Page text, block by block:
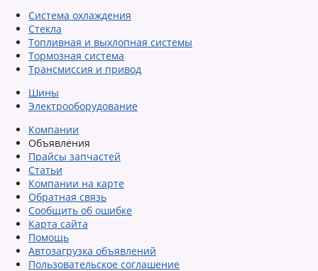
Система охлаждения
Стекла
Топливная и выхлопная системы
Тормозная система
Трансмиссия и привод
Шины
Электрооборудование
Компании
Объявления
Прайсы запчастей
Статьи
Компании на карте
Обратная связь
Сообщить об ошибке
Карта сайта
Помощь
Автозагрузка объявлений
Пользовательское соглашение